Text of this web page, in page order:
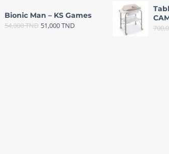
Bionic Man – KS Games
54,000TND 51,000TND